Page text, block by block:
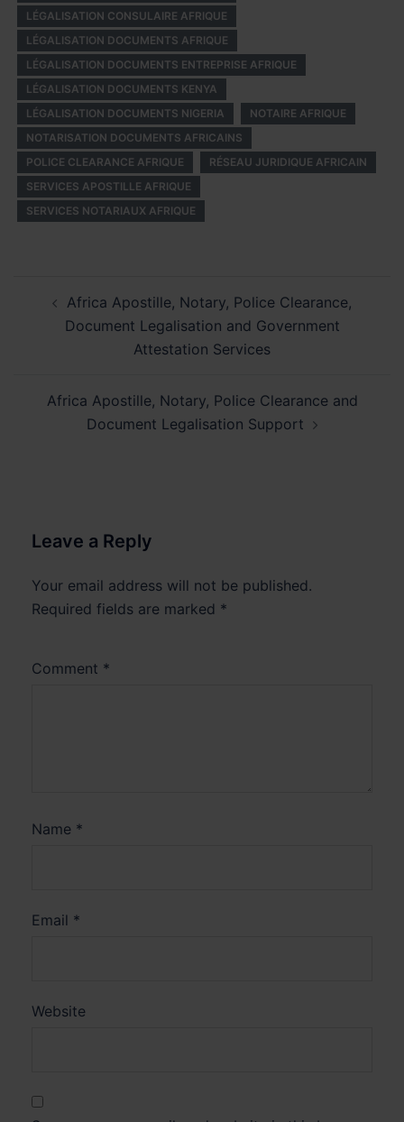
LÉGALISATION CONSULAIRE AFRIQUE
LÉGALISATION DOCUMENTS AFRIQUE
LÉGALISATION DOCUMENTS ENTREPRISE AFRIQUE
LÉGALISATION DOCUMENTS KENYA
LÉGALISATION DOCUMENTS NIGERIA
NOTAIRE AFRIQUE
NOTARISATION DOCUMENTS AFRICAINS
POLICE CLEARANCE AFRIQUE
RÉSEAU JURIDIQUE AFRICAIN
SERVICES APOSTILLE AFRIQUE
SERVICES NOTARIAUX AFRIQUE
navigation
Africa Apostille, Notary, Police Clearance,
Document Legalisation and Government
Attestation Services
Africa Apostille, Notary, Police Clearance and
Document Legalisation Support
Leave a Reply
Your email address will not be published.
Required fields are marked *
Comment *
Name *
Email *
Website